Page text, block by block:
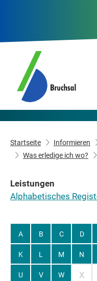
Startseite Informieren
Was erledige ich wo?
Leistungen
Alphabetisches
A B C D
K L M N
U V W X